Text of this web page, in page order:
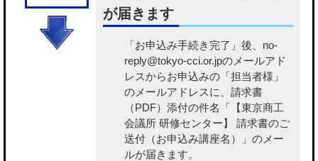
が届きます
「お申込み手続き完了」後、no-
reply@tokyo-cci.or.jpのメールアド
レスからお申込みの「担当者様」
のメールアドレスに、請求書
（PDF）添付の件名「【東京商工
会議所 研修センター】 請求書のご
送付（お申込み講座名）」のメー
ルが届きます。